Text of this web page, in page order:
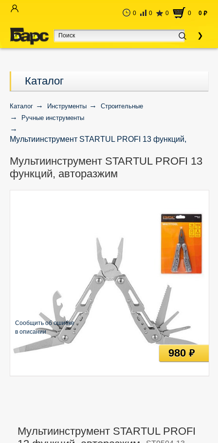
0 0 0 0 0 руб
Каталог
Каталог Инструменты
Строительные
Ручные инструменты
Мультиинструмент STARTUL PROFI 13 функций,
Мультиинструмент STARTUL PROFI 13
функций, авторазжим
Мультиинструмент STARTUL PROFI
Сообщить об ошибке
в описании
980руб